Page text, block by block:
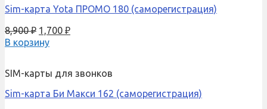
Sim-карта Yota ПРОМО 180 (саморегистрация)
8,900₽ 1,700 ₽
В корзину
SIM-карты для звонков
Sim-карта Би Макси 162 (саморегистрация)